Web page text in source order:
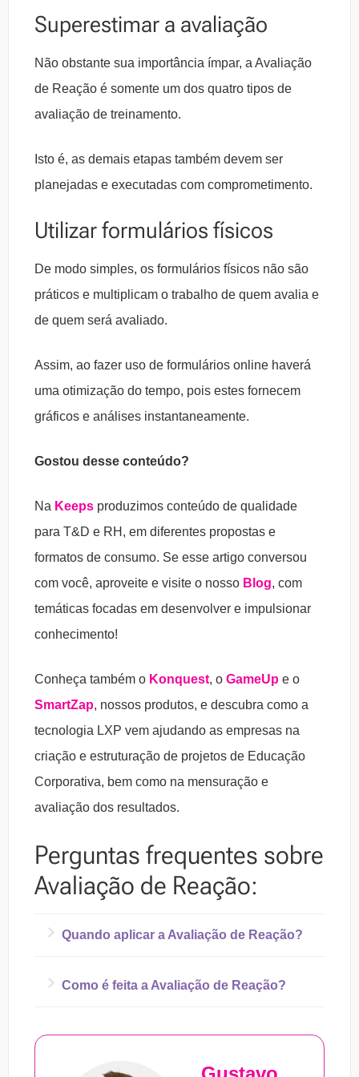
Superestimar a avaliação
Não obstante sua importância ímpar, a Avaliação
de Reação é somente um dos quatro tipos de
avaliação de treinamento.
Isto é, as demais etapas também devem ser
planejadas e executadas com comprometimento.
Utilizar formulários físicos
De modo simples, os formulários físicos não são
práticos e multiplicam o trabalho de quem avalia e
de quem será avaliado.
Assim, ao fazer uso de formulários online haverá
uma otimização do tempo, pois estes fornecem
gráficos e análises instantaneamente.
Gostou desse conteúdo?
Na Keeps produzimos conteúdo de qualidade
para T&D e RH, em diferentes propostas e
formatos de consumo. Se esse artigo conversou
com você, aproveite e visite o nosso Blog, com
temáticas focadas em desenvolver e impulsionar
conhecimento!
Conheça também o Konquest, o GameUp e o
SmartZap, nossos produtos, e descubra como a
tecnologia LXP vem ajudando as empresas na
criação e estruturação de projetos de Educação
Corporativa, bem como na mensuração e
avaliação dos resultados.
Perguntas frequentes sobre
Avaliação de Reação:
Quando aplicar a Avaliação de Reação?
A Avaliação de Reação é aplicada após a
Como é feita a Avaliação de Reação?